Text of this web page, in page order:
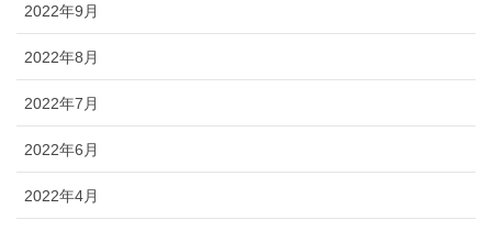
2022年9月
2022年8月
2022年7月
2022年6月
2022年4月